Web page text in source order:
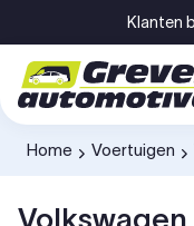
Ga naar inhoudKlanten
Home
-
Voertuigen
-